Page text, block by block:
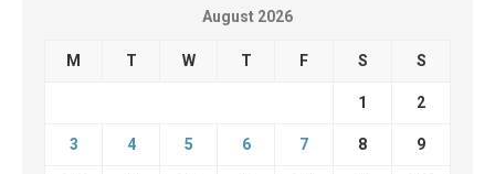
August 2026
M T W T F S S
1 2
3 4 5 6 7 8 9